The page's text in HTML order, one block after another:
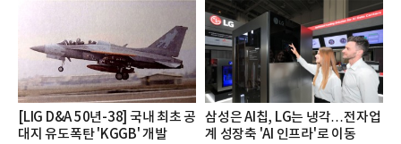
쳐 진행됐다.참고로 새로이(e)는 NH농협캐피탈 MZ
세대들로(과장~계장) 구성된 자율 참여조직으로, 조
직문화 혁신과 업무 효율성 향상을 위한 다양한 활동
을 추진하며,새로운 변화와 이로운 영향력을 조직전
반에 전파하는 역할
[LIG D&A 50년-38] 국내 최초 공
대지 유도폭탄 'KGGB' 개발
삼성은 AI칩, LG는 냉각…전자업
계 성장축 'AI 인프라'로 이동